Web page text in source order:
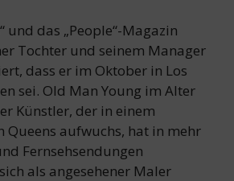
und das „People“-Magazin
Tochter und seinem Manager
dass er im Oktober in Los
sei. Old Man Young im Alter
Künstler, der in einem
Queens aufwuchs, hat in mehr
Fernsehsendungen
als angesehener Maler